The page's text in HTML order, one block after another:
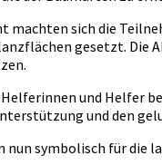
machten sich die
gesetzt. Die
und Helfer
und den
nun symbolisch für die